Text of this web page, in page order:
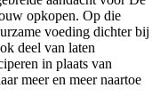
opkopen. Op die
voeding dichter bij
deel van laten
in plaats van
meer en meer naartoe